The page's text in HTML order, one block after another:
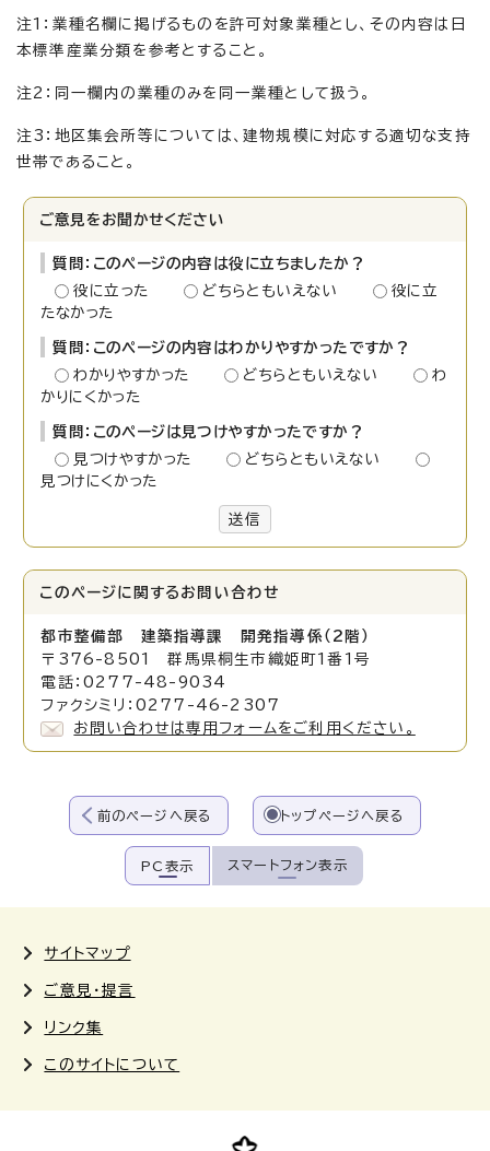
注1：業種名欄に掲げるものを許可対象業種とし、その内容は日
本標準産業分類を参考とすること。
注2：同一欄内の業種のみを同一業種として扱う。
注3：地区集会所等については、建物規模に対応する適切な支持
世帯であること。
ご意見をお聞かせください
質問：このページの内容は役に立ちましたか？
役に立った
どちらともいえない
役に立
たなかった
質問：このページの内容はわかりやすかったですか？
わかりやすかった
どちらともいえない
わ
かりにくかった
質問：このページは見つけやすかったですか？
見つけやすかった
どちらともいえない
見つけにくかった
送信
このページに関する お問い合わせ
都市整備部 建築指導課 開発指導係（2階）
〒376-8501 群馬県桐生市織姫町1番1号
電話：0277-48-9034
ファクシミリ：0277-46-2307
お問い合わせは専用フォームをご利用ください。
前のページへ戻る トップページへ戻る
PC表示 スマートフォン表示
サイトマップ
ご意見・提言
リンク集
このサイトについて